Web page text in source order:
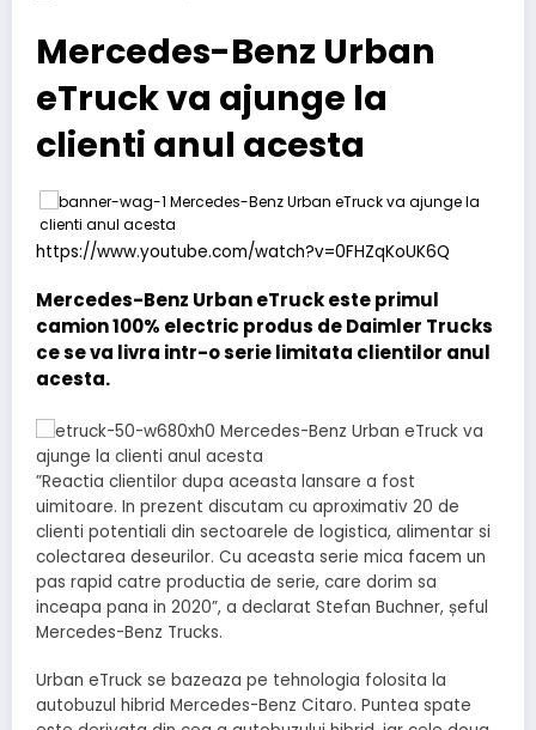
Mercedes-Benz Urban
eTruck va ajunge la
clienti anul acesta
https://www.youtube.com/watch?v=0FHZqKoUK6Q
Mercedes-Benz Urban eTruck este primul
camion 100% electric produs de Daimler Trucks
ce se va livra intr-o serie limitata clientilor anul
acesta.
”Reactia clientilor dupa aceasta lansare a fost
uimitoare. In prezent discutam cu aproximativ 20 de
clienti potentiali din sectoarele de logistica, alimentar si
colectarea deseurilor. Cu aceasta serie mica facem un
pas rapid catre productia de serie, care dorim sa
inceapa pana in 2020”, a declarat Stefan Buchner, șeful
Mercedes-Benz Trucks.
Urban eTruck se bazeaza pe tehnologia folosita la
autobuzul hibrid Mercedes-Benz Citaro. Puntea spate